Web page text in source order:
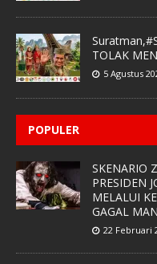
TOLAK
5 Agustus
POPULER
SKENARIO
PRESIDEN
MELALUI
GAGAL
22 Februari